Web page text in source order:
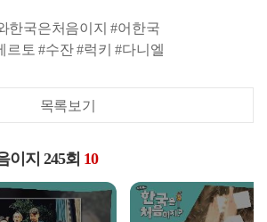
한국은처음이지 #어한국
르토 #수잔 #럭키 #다니엘
목록보기
이지 245회 10